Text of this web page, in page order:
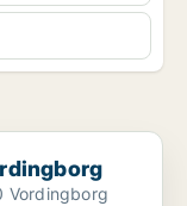
Vordingborg